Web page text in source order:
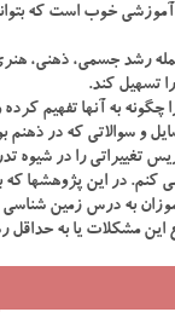
خوب است که
رشد جسمی، ذهنی،
تسهیل کند.
چگونه به آنها تفهیم
و سوالاتی که در
تغییراتی را در شیوه
در این پژوهشها که
به درس زمین
مشکلات یا به حداقل